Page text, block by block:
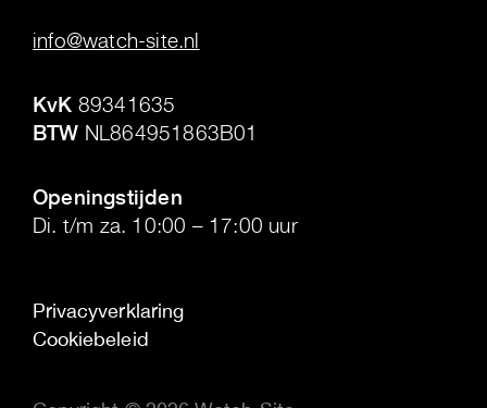
info@watch-site.nl
KvK 89341635
BTW NL864951863B01
Openingstijden
Di. t/m za. 10:00 – 17:00 uur
Privacyverklaring
Cookiebeleid